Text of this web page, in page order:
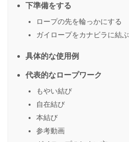
下準備をする
ロープの先を輪っかにする
ガイロープをカナビラに結ぶ
具体的な使用例
代表的なロープワーク
もやい結び
自在結び
本結び
参考動画